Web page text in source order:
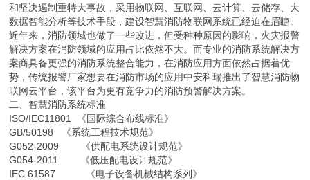
和坚决遏制重特大事故，采用物联网、互联网、云计算、云储存、大
数据智能分析等技术手段，建设智慧消防物联网系统已经迫在眉睫。
近年来，消防领域也做了一些改进，但受种种原因的影响，火灾报警
解决方案在消防领域的应用占比依然不大。而专业的消防系统解决方
案商具备更强的消防系统整合能力，在消防应用方面依然占据着优
势，传统报警厂家想要在消防市场的应用中安科瑞推出了智慧消防物
联网云平台，该平台为更有竞争力的消防预警解决方案。
二、智慧消防系统标准
ISO/IEC11801 《国际综合布线标准》
GB/50198 《系统工程技术规范》
G052-2009 《供配电系统设计规范》
G054-2011 《低压配电设计规范》
IEC 61587 《电子设备机械结构系列》